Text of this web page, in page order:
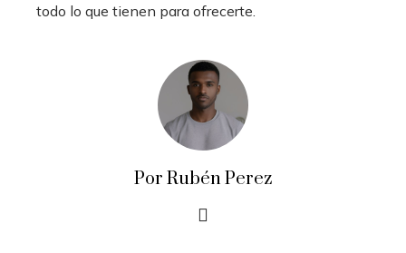
todo lo que tienen para ofrecerte.
Por Rubén Perez